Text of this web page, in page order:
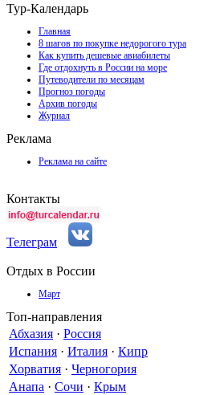
Тур-Календарь
Главная
8 шагов по покупке недорогого тура
Как купить дешевые авиабилеты
Где отдохнуть в России на море
Путеводители по месяцам
Прогноз погоды
Архив погоды
Журнал
Реклама
Реклама на сайте
Контакты
Телеграм
Отдых в России
Март
Топ-направления
Абхазия · Россия
Испания · Италия · Кипр
Хорватия · Черногория
Анапа · Сочи · Крым